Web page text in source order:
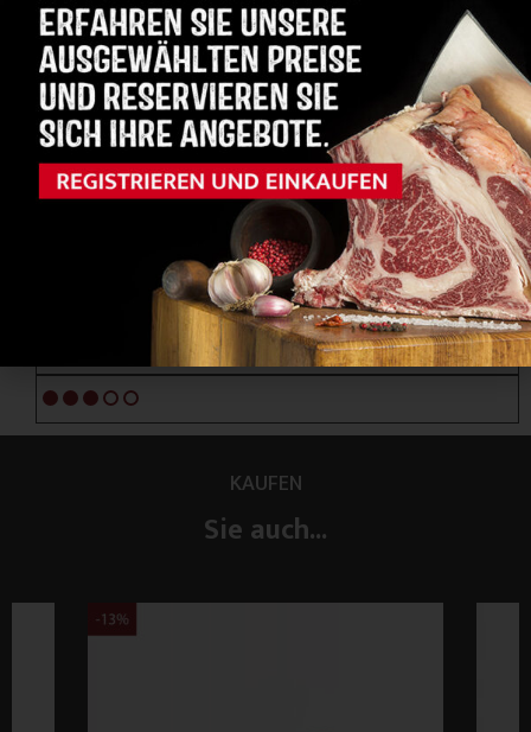
FRISONA - AYRSHIRE
FUTTER
GRAS/FUTTERMITTEL
ORGANOLEPTISCHE NOTEN
MARMORIERUNG
3/5
KAUFEN
Sie auch...